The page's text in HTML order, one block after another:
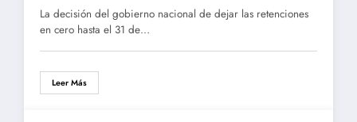
La decisión del gobierno nacional de dejar las retenciones
en cero hasta el 31 de…
Leer Más